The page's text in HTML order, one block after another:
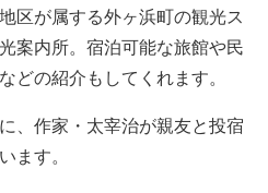
区が属する外ヶ浜町の観光ス
案内所。宿泊可能な旅館や民
どの紹介もしてくれます。
、作家・太宰治が親友と投宿
ます。